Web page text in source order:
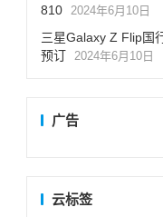
810 2024年6月10日
三星Galaxy Z Flip国
预订 2024年6月10日
广告
云标签